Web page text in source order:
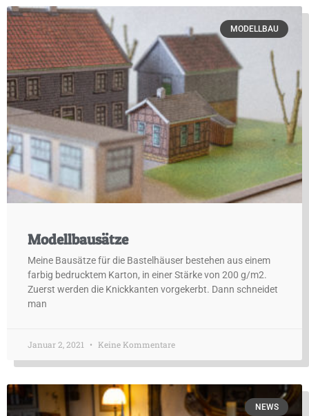
MODELLBAU
Modellbausätze
Meine Bausätze für die Bastelhäuser bestehen aus einem
farbig bedrucktem Karton, in einer Stärke von 200 g/m2.
Zuerst werden die Knickkanten vorgekerbt. Dann schneidet
man
Januar 2, 2021 Keine Kommentare
NEWS